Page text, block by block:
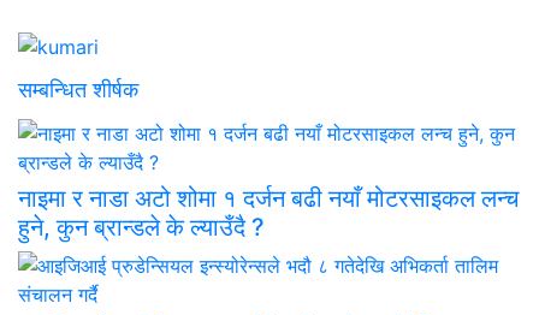
सम्बन्धित शीर्षक
नाइमा र नाडा अटो शोमा १ दर्जन बढी नयाँ मोटरसाइकल लन्च
हुने, कुन ब्रान्डले के ल्याउँदै ?